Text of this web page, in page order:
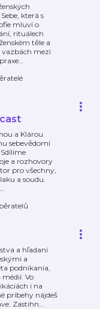
která s
mluví o
rituálech
těle a
vazbách mezi
…
a Klárou
sebevědomí
a rozhovory
pro všechny,
a soudu.
…
a hľadaní
a
podnikania,
Vo
i na
príbehy nájdeš
Zastihn…